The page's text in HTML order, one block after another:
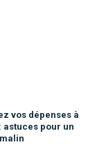
vos dépenses à
astuces pour un
pour un